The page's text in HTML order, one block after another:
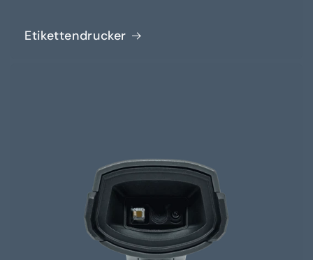
Etikettendrucker